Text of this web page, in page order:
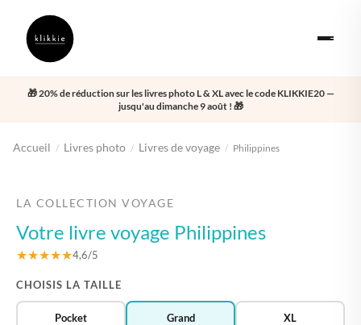
🎁 20% de réduction sur les livres photo L & XL avec le code KLIKKIE20 —
jusqu'au dimanche 9 août ! 🎁
Accueil / Livres photo / Livres de voyage / Philippines
LA COLLECTION VOYAGE
Votre livre voyage Philippines
★★★★★4,6/5
CHOISIS LA TAILLE
Pocket Grand XL